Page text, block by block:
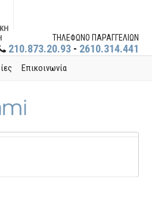
ΤΗΛΕΦΩΝΟ ΠΑΡΑΓΓΕΛΙΩΝ
210.873.20.93 - 2610.314.441
Επικοινωνία